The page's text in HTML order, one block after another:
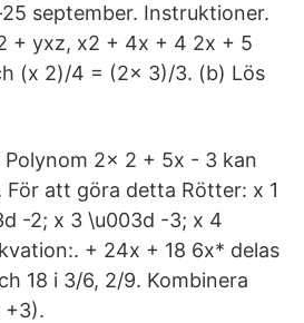
september. Instruktioner.
+ yxz, x2 + 4x + 4 2x + 5
(x 2)/4 = (2x 3)/3. (b) Lös
Polynom 2x 2 + 5x - 3 kan
att göra detta Rötter: x 1
-2; x 3 \u003d -3; x 4
+ 24x + 18 6x* delas
18 i 3/6, 2/9. Kombinera
+3).